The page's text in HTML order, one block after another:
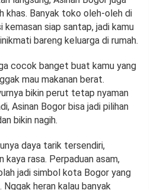
khas. Banyak toko oleh-oleh di
kemasan siap santap, jadi kamu
bareng keluarga di rumah.
cocok banget buat kamu yang
mau makanan berat.
bikin perut tetap nyaman
Asinan Bogor bisa jadi pilihan
bikin nagih.
daya tarik tersendiri,
kaya rasa. Perpaduan asam,
jadi simbol kota Bogor yang
heran kalau banyak